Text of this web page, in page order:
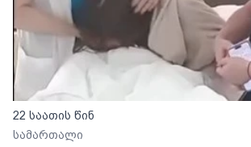
22 საათის წინ
სამართალი